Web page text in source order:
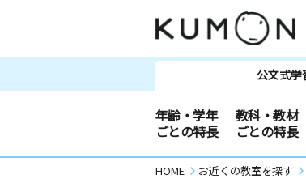
公文式学
年齢・学年
ごとの特長
教科・教材
ごとの特長
HOME お近くの教室を探す